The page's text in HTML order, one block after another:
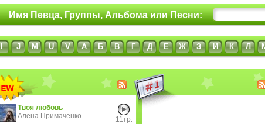
Имя Певца, Группы, Альбома или Песни:
I J M U V А Б В Г Д Е Ж З И К Л
Твоя любовь
Алена Примаченко
11тр.